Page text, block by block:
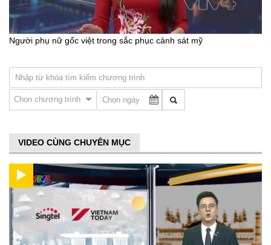
Người phụ nữ gốc việt trong sắc phục cảnh sát mỹ
Chọn chương trình
VIDEO CÙNG CHUYÊN MỤC